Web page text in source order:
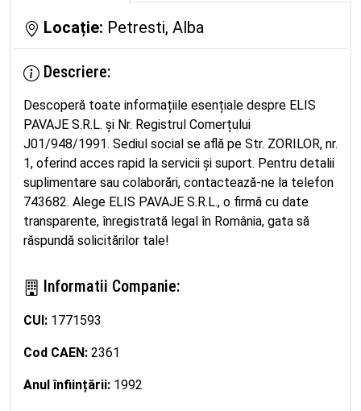
Locație: Petresti, Alba
Descriere:
Descoperă toate informațiile esențiale despre ELIS
PAVAJE S.R.L. și Nr. Registrul Comerțului
J01/948/1991. Sediul social se află pe Str. ZORILOR, nr.
1, oferind acces rapid la servicii și suport. Pentru detalii
suplimentare sau colaborări, contactează-ne la telefon
743682. Alege ELIS PAVAJE S.R.L., o firmă cu date
transparente, înregistrată legal în România, gata să
răspundă solicitărilor tale!
Informatii Companie:
CUI: 1771593
Cod CAEN: 2361
Anul înființării: 1992